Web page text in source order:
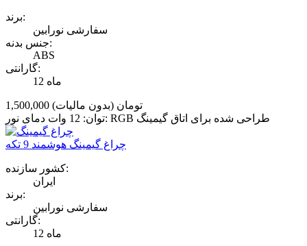
برند:
سفارشی نورابین
جنس بدنه:
ABS
گارانتی:
12 ماه
1,500,000 تومان (بدون مالیات)
توان: 12 وات دمای نور: RGB طراحی شده برای اتاق گیمینگ
چراغ گیمینگ هوشمند 9 تکه
کشور سازنده:
ایران
برند:
سفارشی نورابین
گارانتی:
12 ماه